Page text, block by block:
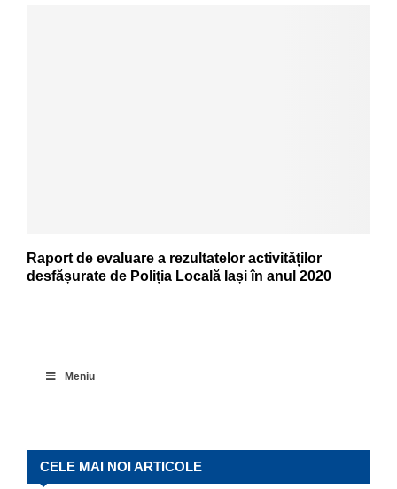
Raport de evaluare a rezultatelor activităților
desfășurate de Poliția Locală Iași în anul 2020
Meniu
CELE MAI NOI ARTICOLE